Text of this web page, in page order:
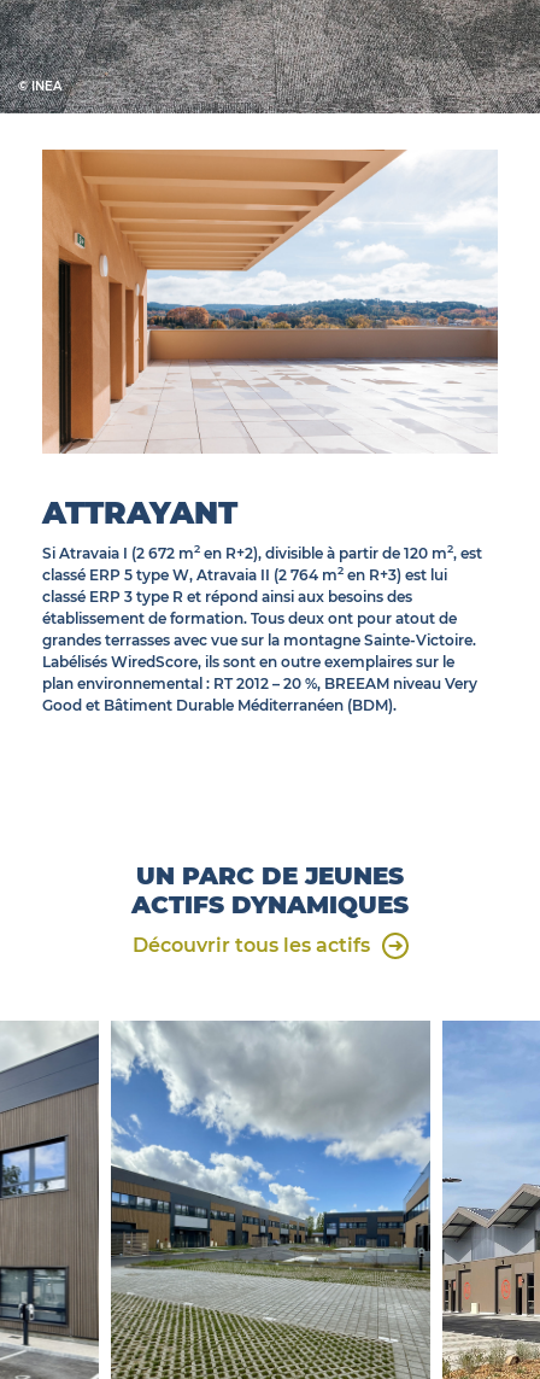
© INEA
ATTRAYANT
Si Atravaia I (2 672 m2 en R+2), divisible à partir de 120 m2, est
classé ERP 5 type W, Atravaia II (2 764 m2 en R+3) est lui
classé ERP 3 type R et répond ainsi aux besoins des
établissement de formation. Tous deux ont pour atout de
grandes terrasses avec vue sur la montagne Sainte-Victoire.
Labélisés WiredScore, ils sont en outre exemplaires sur le
plan environnemental : RT 2012 – 20 %, BREEAM niveau Very
Good et Bâtiment Durable Méditerranéen (BDM).
UN PARC DE JEUNES
ACTIFS DYNAMIQUES
Découvrir tous les actifs